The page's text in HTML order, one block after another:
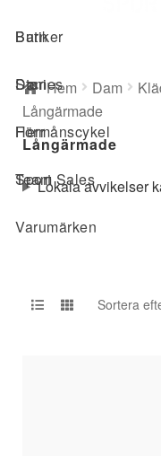
Butiker
Stories
Förmånscykel
Team Sales
Barn
Dam
Herr
Sport
Varumärken
efter:
Hem Dam
Långärmade
Långärmade
Lokala avvikelser